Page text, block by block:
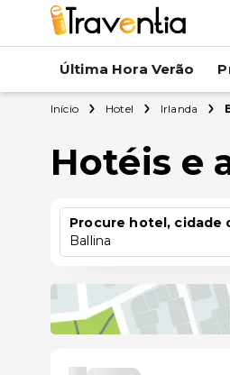
Última Hora Verão
Início Hotel Irlanda
Hotéis e
Procure hotel, cidade
Ballina